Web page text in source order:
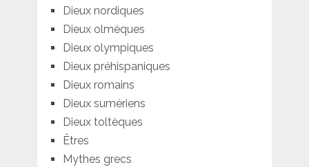
Dieux nordiques
Dieux olmèques
Dieux olympiques
Dieux préhispaniques
Dieux romains
Dieux sumériens
Dieux toltèques
Êtres
Mythes grecs